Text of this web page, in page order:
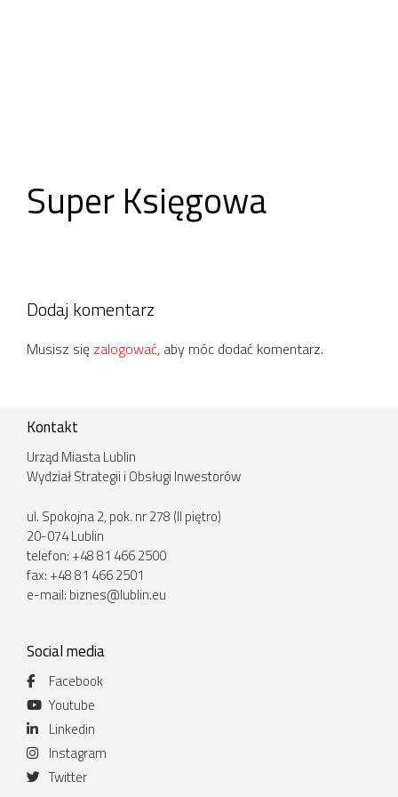
Super Księgowa
Dodaj komentarz
Musisz się zalogować, aby móc dodać komentarz.
Kontakt
Urząd Miasta Lublin
Wydział Strategii i Obsługi Inwestorów
ul. Spokojna 2, pok. nr 278 (II piętro)
20-074 Lublin
telefon: +48 81 466 2500
fax: +48 81 466 2501
e-mail: biznes@lublin.eu
Social media
Facebook
Youtube
Linkedin
Instagram
Twitter